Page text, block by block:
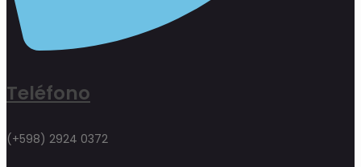
Teléfono
(+598) 2924 0372